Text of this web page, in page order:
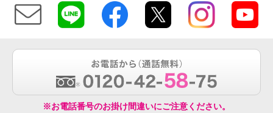
※お電話番号のお掛け間違いにご注意ください。